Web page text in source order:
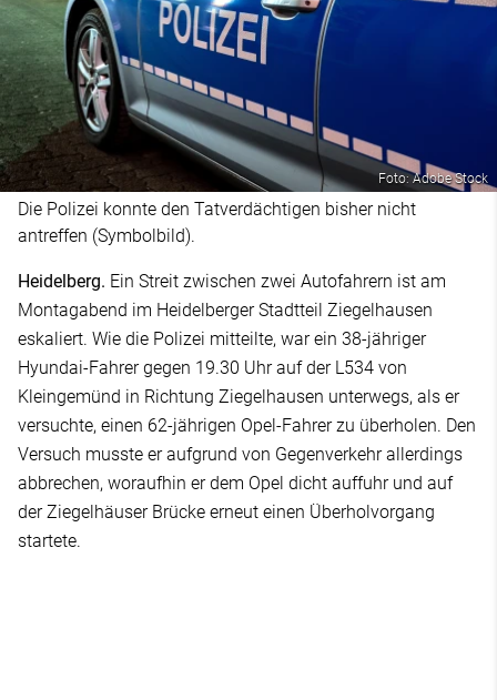
Foto: Adobe Stock
Die Polizei konnte den Tatverdächtigen bisher nicht
antreffen (Symbolbild).
Heidelberg. Ein Streit zwischen zwei Autofahrern ist am
Montagabend im Heidelberger Stadtteil Ziegelhausen
eskaliert. Wie die Polizei mitteilte, war ein 38-jähriger
Hyundai-Fahrer gegen 19.30 Uhr auf der L534 von
Kleingemünd in Richtung Ziegelhausen unterwegs, als er
versuchte, einen 62-jährigen Opel-Fahrer zu überholen. Den
Versuch musste er aufgrund von Gegenverkehr allerdings
abbrechen, woraufhin er dem Opel dicht auffuhr und auf
der Ziegelhäuser Brücke erneut einen Überholvorgang
startete.